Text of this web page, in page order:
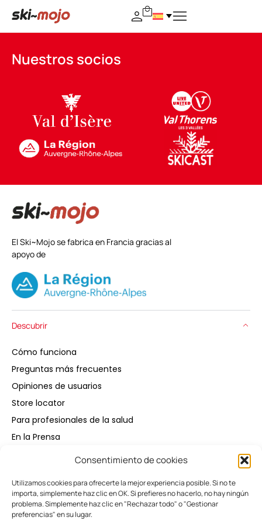
Consentimiento de cookies
Utilizamos cookies para ofrecerte la mejor experiencia posible. Si no te
importa, simplemente haz clic en OK. Si prefieres no hacerlo, no hay ningún
problema. Simplemente haz clic en "Rechazar todo" o "Gestionar
preferencias" en su lugar.
Nuestros socios
El Ski~Mojo se fabrica en Francia gracias al
apoyo de
Descubrir
Cómo funciona
Preguntas más frecuentes
Opiniones de usuarios
Store locator
Para profesionales de la salud
En la Prensa
Mantener